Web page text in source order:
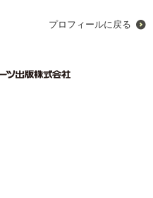
プロフィールに戻る